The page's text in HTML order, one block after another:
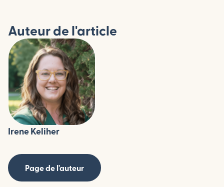
Auteur de l'article
Irene Keliher
Page de l'auteur